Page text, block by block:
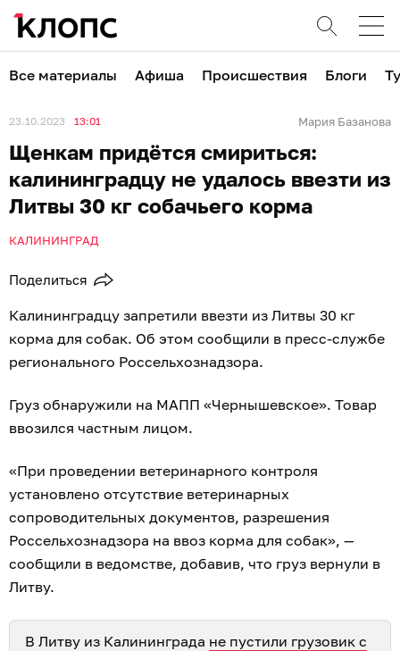
Все материалы Афиша Происшествия Блоги
23.10.2023 13:01 Мария Базанова
Щенкам придётся смириться:
калининградцу не удалось ввезти из
Литвы 30 кг собачьего корма
КАЛИНИНГРАД
Поделиться
Калининградцу запретили ввезти из Литвы 30 кг
корма для собак. Об этом сообщили в пресс-службе
регионального Россельхознадзора.
Груз обнаружили на МАПП «Чернышевское». Товар
ввозился частным лицом.
«При проведении ветеринарного контроля
установлено отсутствие ветеринарных
сопроводительных документов, разрешения
Россельхознадзора на ввоз корма для собак», —
сообщили в ведомстве, добавив, что груз вернули в
Литву.
В Литву из Калининграда не пустили грузовик с